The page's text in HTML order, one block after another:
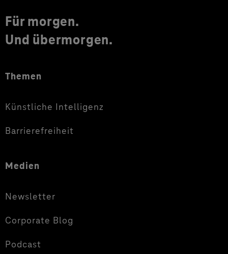
Für morgen.
Und übermorgen.
Themen
Künstliche Intelligenz
Barrierefreiheit
Medien
Newsletter
Corporate Blog
Podcast